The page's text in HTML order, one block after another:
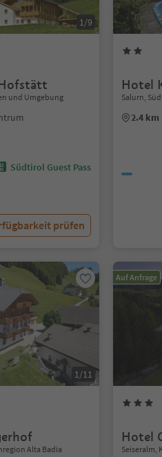
1/9
und Umgebung
Südtirol Guest Pass
prüfen
Hotel
Salurn,
2.4 km
1/11
Alta Badia
Auf Anfrage
Hotel
Seiseralm,